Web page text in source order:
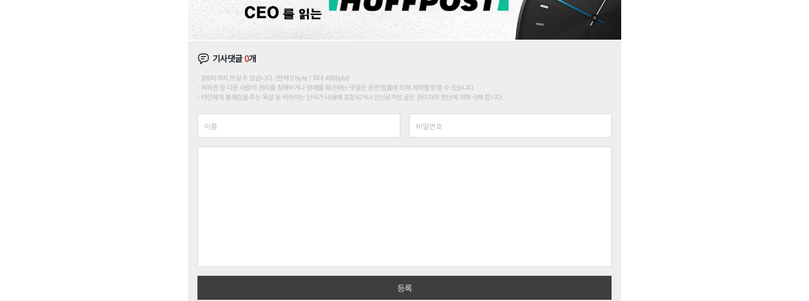
기사댓글0개
200자까지 쓰실 수 있습니다. (현재 0 byte / 최대 400byte)
저작권 등 다른 사람의 권리를 침해하거나 명예를 훼손하는 댓글은 관련 법률에 의해 제재를 받을 수 있습니다.
타인에게 불쾌감을 주는 욕설 등 비하하는 단어가 내용에 포함되거나 인신공격성 글은 관리자의 판단에 의해 삭제 합니다.